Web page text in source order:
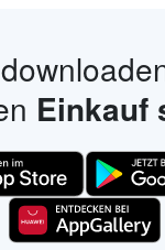
Einkauf